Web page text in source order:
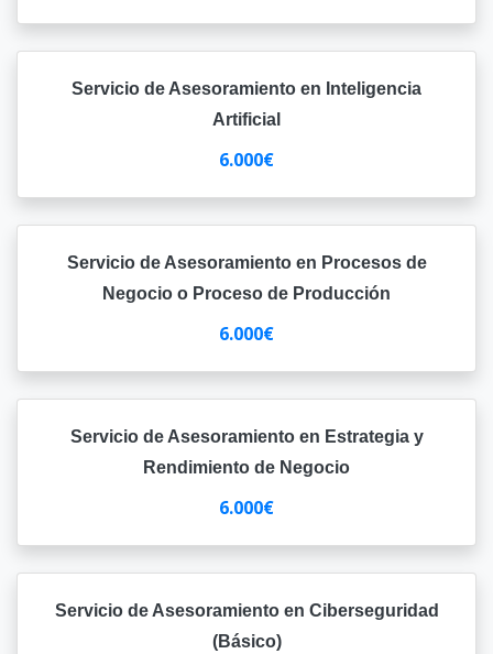
Servicio de Asesoramiento en Inteligencia
Artificial
6.000€
Servicio de Asesoramiento en Procesos de
Negocio o Proceso de Producción
6.000€
Servicio de Asesoramiento en Estrategia y
Rendimiento de Negocio
6.000€
Servicio de Asesoramiento en Ciberseguridad
(Básico)